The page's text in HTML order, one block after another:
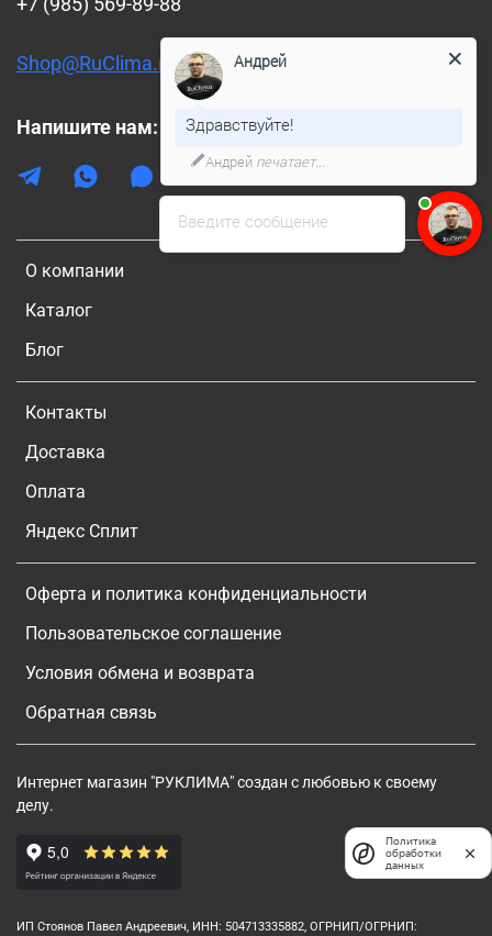
О компании
Каталог
Блог
Контакты
Доставка
Оплата
Яндекс Сплит
Оферта и политика конфиденциальности
Пользовательское соглашение
Условия обмена и возврата
Обратная связь
Shop@RuClima.ru
Напишите нам:
Интернет магазин "РУКЛИМА" создан с любовью к своему
делу.
ИП Стоянов Павел Андреевич, ИНН: 504713335882, ОГРНИП/ОГРНИП:
Введите сообщение
Андрей
Здравствуйте!
Андрей печатает...
Политика
обработки
данных